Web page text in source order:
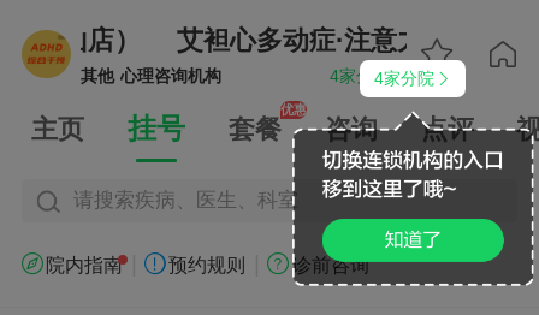
南山店） 艾袒心多动症·注意力·专注力
其他 心理咨询机构 4家分院 
 
4家分院 
主页 挂号 套餐
优惠
咨询 点评
请搜索疾病、医生、科室
 院内指南 预约规则 诊前咨询